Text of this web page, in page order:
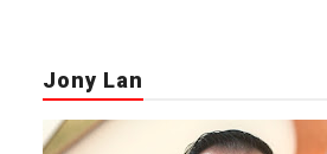
Jony Lan